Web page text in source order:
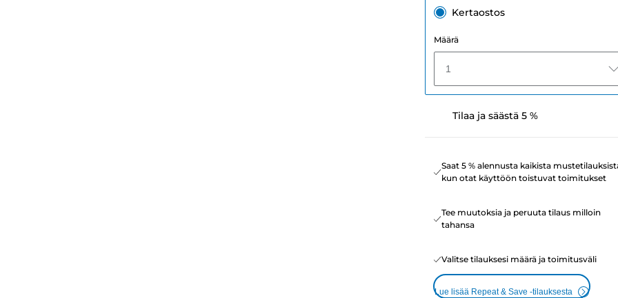
Kertaostos
Määrä
1
Tilaa ja säästä 5 %
Saat 5 % alennusta kaikista
kun otat käyttöön toistuvat toimitukset
Tee muutoksia ja peruuta tilaus milloin
tahansa
Valitse tilauksesi määrä ja toimitusväli
Lue lisää Repeat & Save -tilauksesta